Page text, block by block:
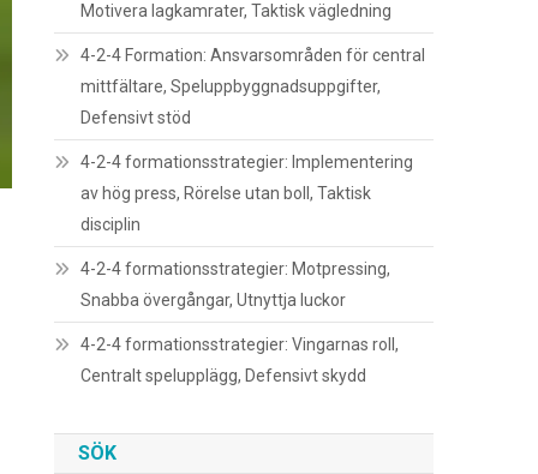
Motivera lagkamrater, Taktisk vägledning
4-2-4 Formation: Ansvarsområden för central
mittfältare, Speluppbyggnadsuppgifter,
Defensivt stöd
4-2-4 formationsstrategier: Implementering
av hög press, Rörelse utan boll, Taktisk
disciplin
4-2-4 formationsstrategier: Motpressing,
Snabba övergångar, Utnyttja luckor
4-2-4 formationsstrategier: Vingarnas roll,
Centralt spelupplägg, Defensivt skydd
SÖK